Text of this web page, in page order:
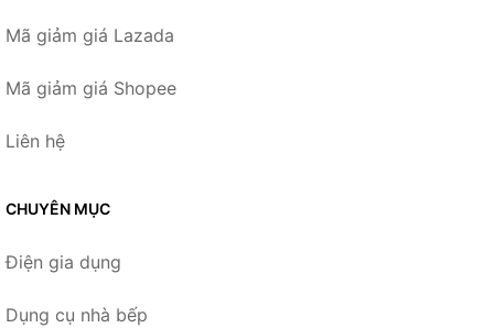
Mã giảm giá Lazada
Mã giảm giá Shopee
Liên hệ
CHUYÊN MỤC
Điện gia dụng
Dụng cụ nhà bếp